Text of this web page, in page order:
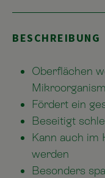
BESCHREIBUNG
Oberflächen
Fördert ein
Beseitigt
Kann auch im
werden
Besonders